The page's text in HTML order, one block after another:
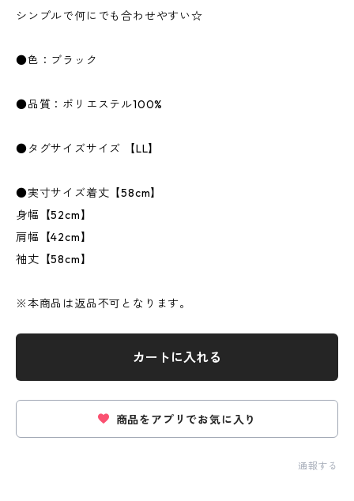
シンプルで何にでも合わせやすい☆
●色：ブラック
●品質：ポリエステル100%
●タグサイズサイズ 【LL】
●実寸サイズ着丈【58cm】
身幅【52cm】
肩幅【42cm】
袖丈【58cm】
※本商品は返品不可となります。
カートに入れる
商品をアプリでお気に入り
通報する